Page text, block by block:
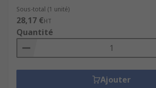
Sous-total (1 unité)
28,17 €HT
Quantité
Ajouter